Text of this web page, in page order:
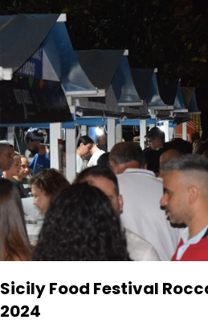
Sicily Food Festival
2024